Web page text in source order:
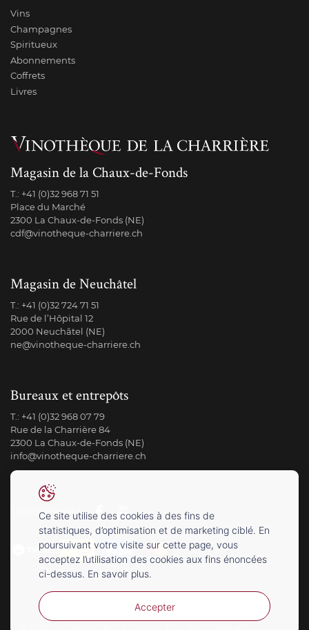
Vins
Champagnes
Spiritueux
Abonnements
Coffrets
Livres
Magasin de la Chaux-de-Fonds
T.: +41 (0)32 968 71 51
Place du Marché
2300 La Chaux-de-Fonds (NE)
cdf@vinotheque-charriere.ch
Magasin de Neuchâtel
T.: +41 (0)32 724 71 51
Rue de l’Hôpital 12
2000 Neuchâtel (NE)
ne@vinotheque-charriere.ch
Bureaux et entrepôts
T.: +41 (0)32 968 07 79
Rue de la Charrière 84
2300 La Chaux-de-Fonds (NE)
info@vinotheque-charriere.ch
Suivez-nous sur
Ce site utilise des cookies à des fins de
statistiques, d’optimisation et de marketing ciblé. En
poursuivant votre visite sur cette page, vous
acceptez l’utilisation des cookies aux fins énoncées
ci-dessus. En savoir plus.
Accepter